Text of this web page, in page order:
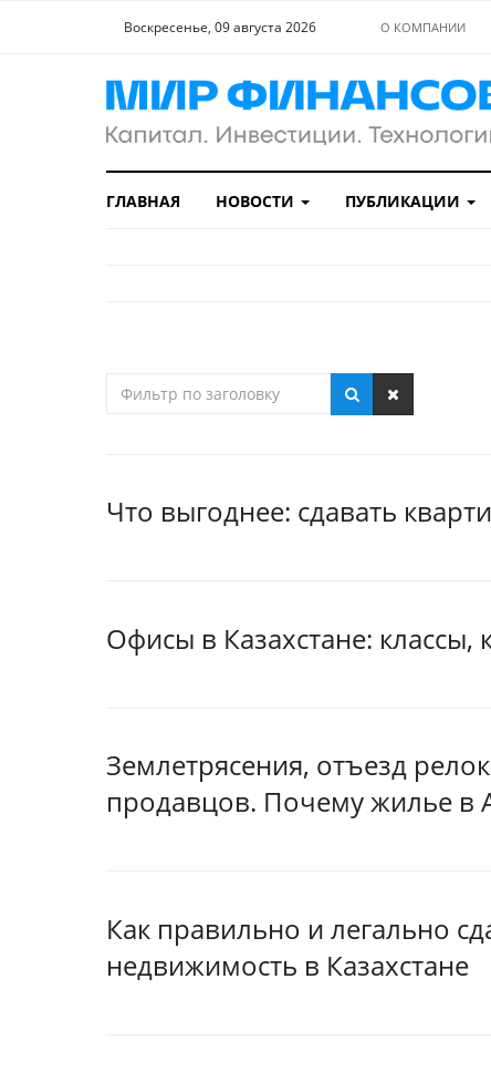
Воскресенье, 09 августа 2026 О КОМПАНИИ
ГЛАВНАЯ НОВОСТИ ПУБЛИКАЦИИ
Что выгоднее: сдавать
Офисы в Казахстане: классы,
Землетрясения, отъезд
продавцов. Почему жилье в
Как правильно и легально
недвижимость в Казахстане